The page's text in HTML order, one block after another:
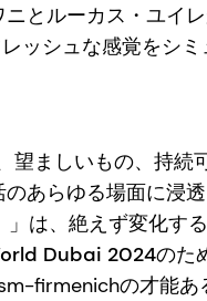
とルーカス・ユイ
ッシュな感覚をシミ
ましいもの、持続
あらゆる場面に浸
は、絶えず変化す
Dubai 2024のた
firmenichの才能あ